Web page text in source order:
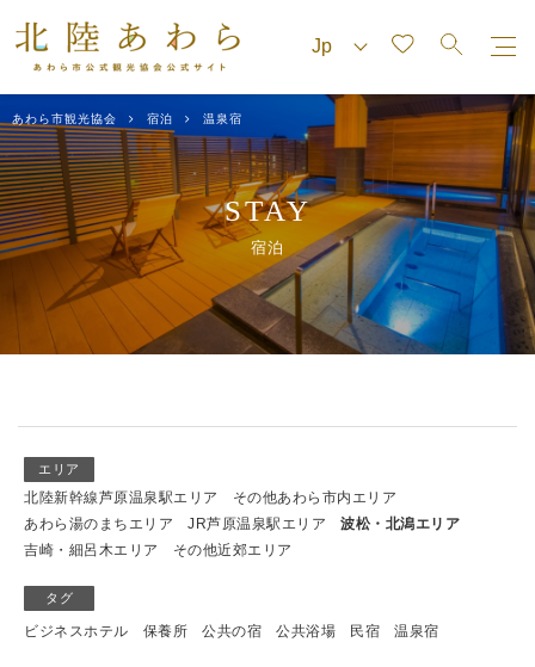
あわら市観光協会 宿泊 温泉宿
STAY
宿泊
エリア
北陸新幹線芦原温泉駅エリア
その他あわら市内エリア
あわら湯のまちエリア
JR芦原温泉駅エリア
波松・北潟エリア
吉崎・細呂木エリア
その他近郊エリア
タグ
ビジネスホテル 保養所 公共の宿 公共浴場 民宿 温泉宿